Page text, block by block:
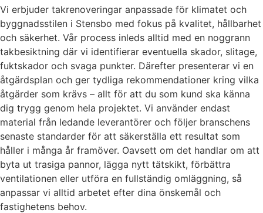
Vi erbjuder takrenoveringar anpassade för klimatet och
byggnadsstilen i Stensbo med fokus på kvalitet, hållbarhet
och säkerhet. Vår process inleds alltid med en noggrann
takbesiktning där vi identifierar eventuella skador, slitage,
fuktskador och svaga punkter. Därefter presenterar vi en
åtgärdsplan och ger tydliga rekommendationer kring vilka
åtgärder som krävs – allt för att du som kund ska känna
dig trygg genom hela projektet. Vi använder endast
material från ledande leverantörer och följer branschens
senaste standarder för att säkerställa ett resultat som
håller i många år framöver. Oavsett om det handlar om att
byta ut trasiga pannor, lägga nytt tätskikt, förbättra
ventilationen eller utföra en fullständig omläggning, så
anpassar vi alltid arbetet efter dina önskemål och
fastighetens behov.